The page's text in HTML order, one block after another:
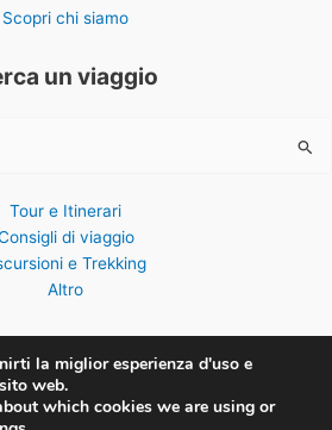
Scopri chi siamo
un viaggio
Tour e Itinerari
di viaggio
e Trekking
Altro
© 2026 ViaggiOvunque
la miglior esperienza d'uso e
web.
which cookies we are using or